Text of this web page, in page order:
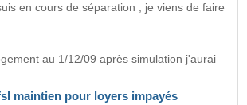
en cours de séparation , je viens de faire
au 1/12/09 après simulation j'aurai
maintien pour loyers impayés